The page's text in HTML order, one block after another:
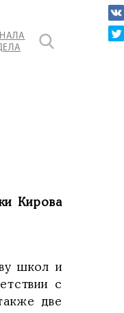
Кирова
школ и
с
две